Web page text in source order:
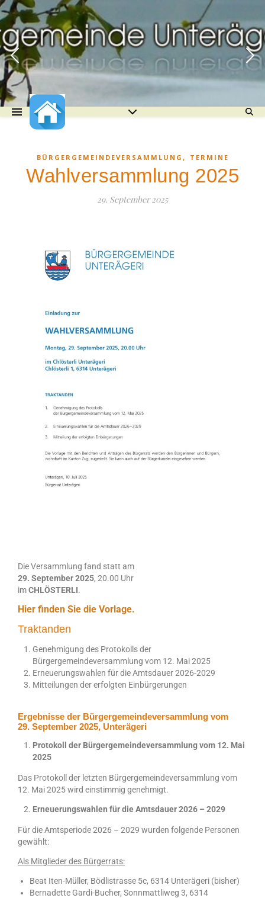
BÜRGERGEMEINDEVERSAMMLUNG , TERMINE
Wahlversammlung 2025
29. September 2025
Die Versammlung fand statt am
29. September 2025, 20.00 Uhr
imCHLÖSTERLI.
Hier finden Sie die Vorlage.
Traktanden
Genehmigung des Protokolls der
Bürgergemeindeversammlung vom 12. Mai 2025
Erneuerungswahlen für die Amtsdauer 2026-2029
Mitteilungen der erfolgten Einbürgerungen
Ergebnisse der Bürgergemeindeversammlung vom
29. September 2025, Unterägeri
Protokoll der Bürgergemeindeversammlung vom 12. Mai
2025
Das Protokoll der letzten Bürgergemeindeversammlung vom
12. Mai 2025 wird einstimmig genehmigt.
Erneuerungswahlen für die Amtsdauer 2026 – 2029
Für die Amtsperiode 2026 – 2029 wurden folgende Personen
gewählt:
Als Mitglieder des Bürgerrats:
Beat Iten-Müller, Bödlistrasse 5c, 6314 Unterägeri (bisher)
Bernadette Gardi-Bucher, Sonnmattliweg 3, 6314